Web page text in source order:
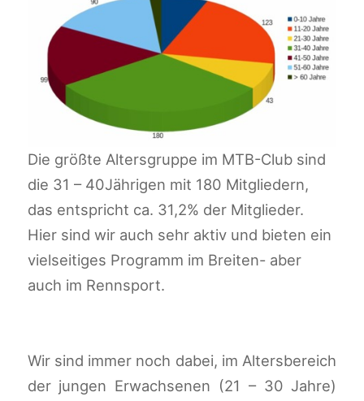
Die größte Altersgruppe im MTB-Club sind
die 31 – 40Jährigen mit 180 Mitgliedern,
das entspricht ca. 31,2% der Mitglieder.
Hier sind wir auch sehr aktiv und bieten ein
vielseitiges Programm im Breiten- aber
auch im Rennsport.
Wir sind immer noch dabei, im Altersbereich
der jungen Erwachsenen (21 – 30 Jahre)